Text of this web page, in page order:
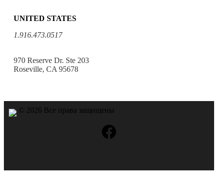
UNITED STATES
1.916.473.0517
970 Reserve Dr. Ste 203
Roseville, CA 95678
© 2026 Все права защищены